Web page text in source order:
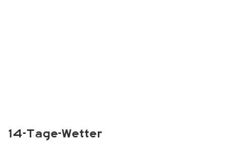
14-Tage-Wetter